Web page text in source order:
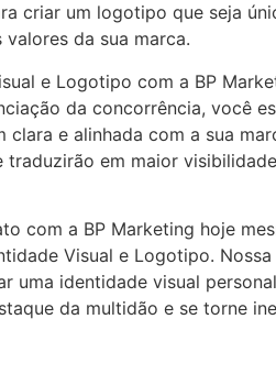
criar um logotipo que seja
da sua marca.
e Logotipo com a BP
da concorrência, você
clara e alinhada com a sua
traduzirão em maior
com a BP Marketing hoje
Visual e Logotipo.
uma identidade visual
da multidão e se torne